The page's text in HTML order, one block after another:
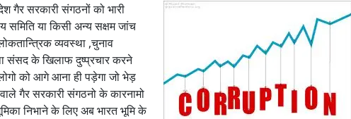
गैर सरकारी संगठनों को भारी
या किसी अन्य सक्षम जांच
व्यवस्था ,चुनाव
संसद के खिलाफ दुष्प्रचार करने
को आगे आना ही पड़ेगा जो भेड़
गैर सरकारी संगठनो के कारनामो
निभाने के लिए अब भारत भूमि के